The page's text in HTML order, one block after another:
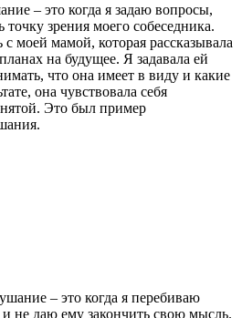
– это когда я задаю вопросы,
зрения моего собеседника.
моей мамой, которая рассказывала
на будущее. Я задавала ей
что она имеет в виду и какие
она чувствовала себя
Это был пример
– это когда я перебиваю
и не даю ему закончить свою мысль.